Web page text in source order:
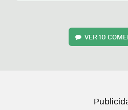
VER 10